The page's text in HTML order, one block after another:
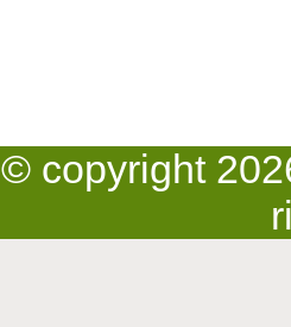
© copyright